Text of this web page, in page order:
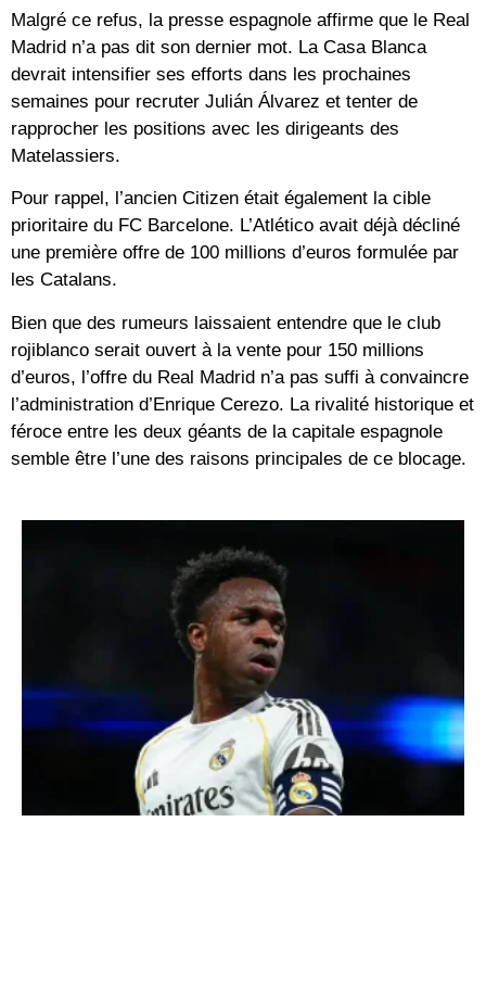
Malgré ce refus, la presse espagnole affirme que le Real
Madrid n’a pas dit son dernier mot. La Casa Blanca
devrait intensifier ses efforts dans les prochaines
semaines pour recruter Julián Álvarez et tenter de
rapprocher les positions avec les dirigeants des
Matelassiers.
Pour rappel, l’ancien Citizen était également la cible
prioritaire du FC Barcelone. L’Atlético avait déjà décliné
une première offre de 100 millions d’euros formulée par
les Catalans.
Bien que des rumeurs laissaient entendre que le club
rojiblanco serait ouvert à la vente pour 150 millions
d’euros, l’offre du Real Madrid n’a pas suffi à convaincre
l’administration d’Enrique Cerezo. La rivalité historique et
féroce entre les deux géants de la capitale espagnole
semble être l’une des raisons principales de ce blocage.